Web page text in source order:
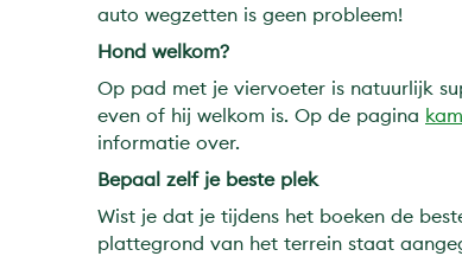
auto wegzetten is geen probleem!
Hond welkom?
Op pad met je viervoeter is natuurlijk
even of hij welkom is. Op de pagina
informatie over.
Bepaal zelf je beste plek
Wist je dat je tijdens het boeken de
plattegrond van het terrein staat